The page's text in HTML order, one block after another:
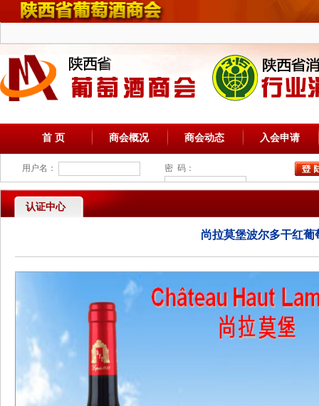
首 页 商会概况 商会动态 入会申请
用户名： 密 码：
认证中心
尚拉莫堡波尔多干红葡